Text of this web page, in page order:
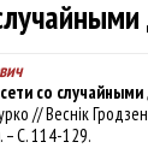
со
// Веснік
– С. 114-129.